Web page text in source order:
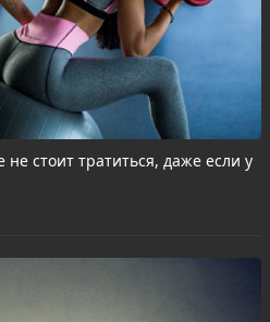
стоит тратиться, даже если у